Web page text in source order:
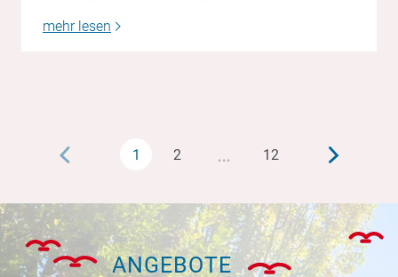
mehr lesen
1 2 … 12
ANGEBOTE